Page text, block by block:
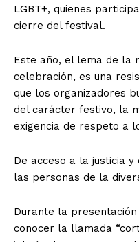
LGBT+, quienes
cierre del festival.
Este año, el lema de la
celebración, es una
que los organizadores
del carácter festivo, la
exigencia de respeto a
De acceso a la justicia
las personas de la
Durante la
conocer la llamada